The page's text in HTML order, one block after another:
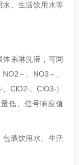
水、生活饮用水等
系淋洗液，可同
－、NO3－、
ClO2-、ClO3-）
低、信号响应值
包装饮用水、生活